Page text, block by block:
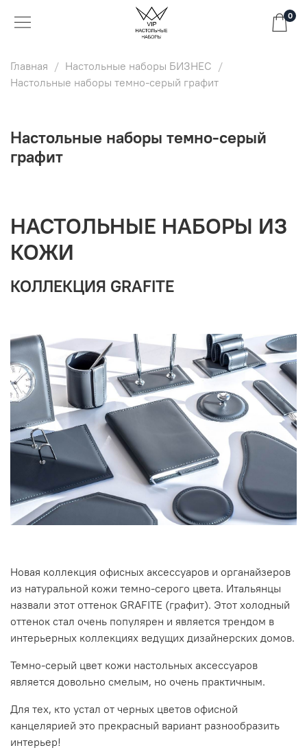
0
Главная
Настольные наборы БИЗНЕС
Настольные наборы темно-серый графит
Настольные наборы темно-серый
графит
НАСТОЛЬНЫЕ НАБОРЫ ИЗ
КОЖИ
КОЛЛЕКЦИЯ GRAFITE
Новая коллекция офисных аксессуаров и органайзеров
из натуральной кожи темно-серого цвета. Итальянцы
назвали этот оттенок GRAFITE (графит). Этот холодный
оттенок стал очень популярен и является трендом в
интерьерных коллекциях ведущих дизайнерских домов.
Темно-серый цвет кожи настольных аксессуаров
является довольно смелым, но очень практичным.
Для тех, кто устал от черных цветов офисной
канцелярией это прекрасный вариант разнообразить
интерьер!